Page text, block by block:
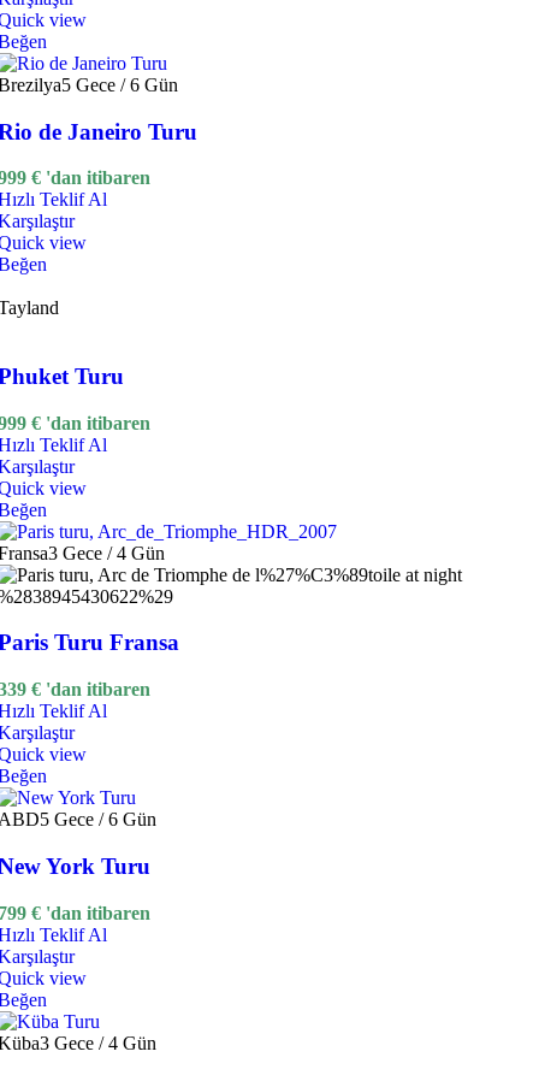
view
5 Gece / 6 Gün
de Janeiro Turu
€ 'dan itibaren
Teklif Al
view
Turu
€ 'dan itibaren
Teklif Al
view
3 Gece / 4 Gün
Turu Fransa
€ 'dan itibaren
Teklif Al
view
5 Gece / 6 Gün
York Turu
€ 'dan itibaren
Teklif Al
view
3 Gece / 4 Gün